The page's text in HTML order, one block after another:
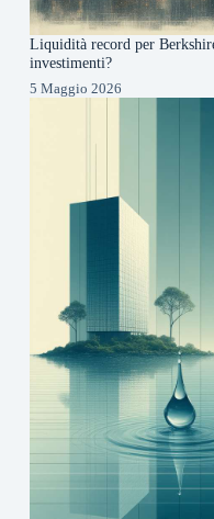
Liquidità record per
investimenti?
5 Maggio 2026